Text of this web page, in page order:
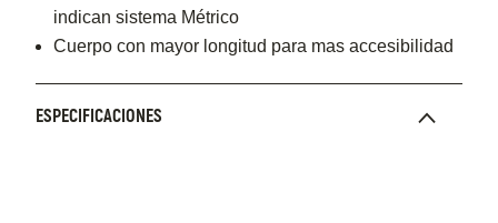
indican sistema Métrico
Cuerpo con mayor longitud para mas accesibilidad
ESPECIFICACIONES